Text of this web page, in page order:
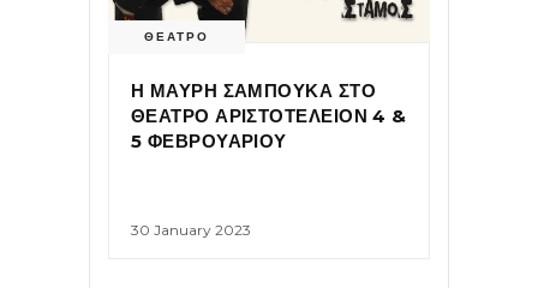
ΘΕΑΤΡΟ
Η ΜΑΥΡΗ ΣΑΜΠΟΥΚΑ ΣΤΟ
ΘΕΑΤΡΟ ΑΡΙΣΤΟΤΕΛΕΙΟΝ 4 &
5 ΦΕΒΡΟΥΑΡΙΟΥ
30 January 2023